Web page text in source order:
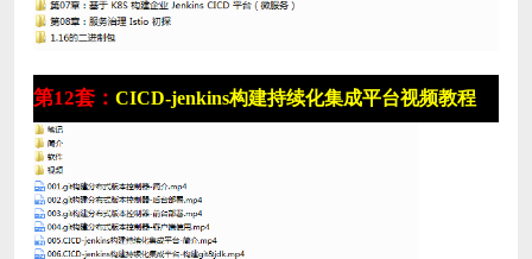
第12套： CICD-jenkins构建持续化集成平台视频教程